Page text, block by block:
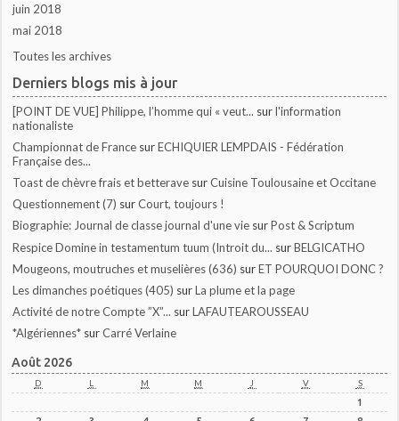
juin 2018
mai 2018
Toutes les archives
Derniers blogs mis à jour
[POINT DE VUE] Philippe, l’homme qui « veut... surl'information
nationaliste
Championnat de France surECHIQUIER LEMPDAIS - Fédération
Française des...
Toast de chèvre frais et betterave surCuisine Toulousaine et Occitane
Questionnement (7) surCourt, toujours !
Biographie: Journal de classe journal d'une vie surPost & Scriptum
Respice Domine in testamentum tuum (Introit du... surBELGICATHO
Mougeons, moutruches et muselières (636) surET POURQUOI DONC ?
Les dimanches poétiques (405) surLa plume et la page
Activité de notre Compte ”X”... surLAFAUTEAROUSSEAU
*Algériennes* surCarré Verlaine
Août 2026
D L M M J V S
1